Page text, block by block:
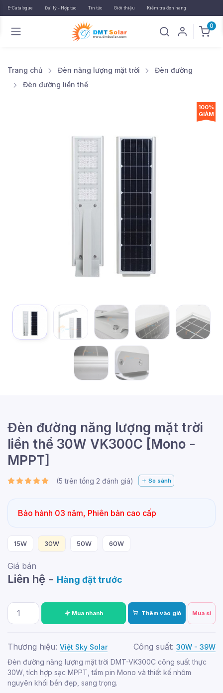
E-Catalogue Đại lý - Hợp tác Tin tức Giới thiệu Kiểm tra đơn hàng
0
Trang chủ Đèn năng lượng mặt trời
Đèn đường
Đèn đường liền thể
100%
GIẢM
Đèn đường năng lượng mặt trời
liền thể 30W VK300C [Mono -
MPPT]
(5 trên tổng 2 đánh giá) So sánh
Bảo hành 03 năm, Phiên bản cao cấp
15W 30W 50W 60W
Giá bán
Liên hệ - Hàng đặt trước
Mua nhanh Thêm vào giỏ Mua sỉ
Thương hiệu: Việt Sky Solar Công suất: 30W - 39W
Đèn đường năng lượng mặt trời DMT-VK300C công suất thực
30W, tích hợp sạc MPPT, tấm pin Mono và thiết kế nhôm
nguyên khối bền đẹp, sang trọng.